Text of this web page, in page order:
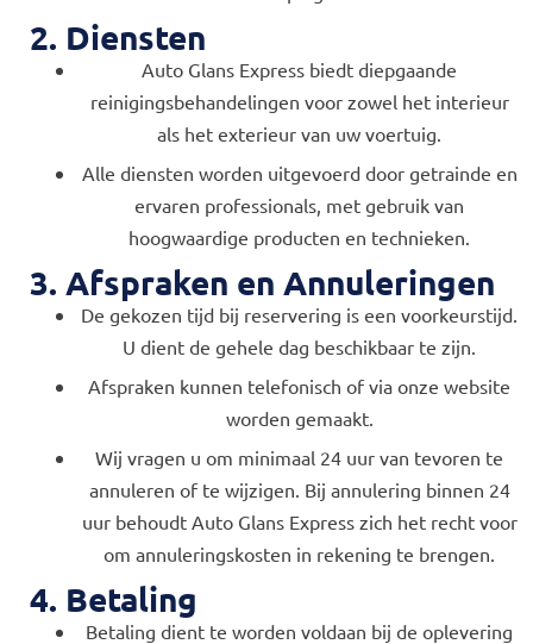
2. Diensten
Auto Glans Express biedt diepgaande
reinigingsbehandelingen voor zowel het interieur
als het exterieur van uw voertuig.
Alle diensten worden uitgevoerd door getrainde en
ervaren professionals, met gebruik van
hoogwaardige producten en technieken.
3. Afspraken en Annuleringen
De gekozen tijd bij reservering is een voorkeurstijd.
U dient de gehele dag beschikbaar te zijn.
Afspraken kunnen telefonisch of via onze website
worden gemaakt.
Wij vragen u om minimaal 24 uur van tevoren te
annuleren of te wijzigen. Bij annulering binnen 24
uur behoudt Auto Glans Express zich het recht voor
om annuleringskosten in rekening te brengen.
4. Betaling
Betaling dient te worden voldaan bij de oplevering